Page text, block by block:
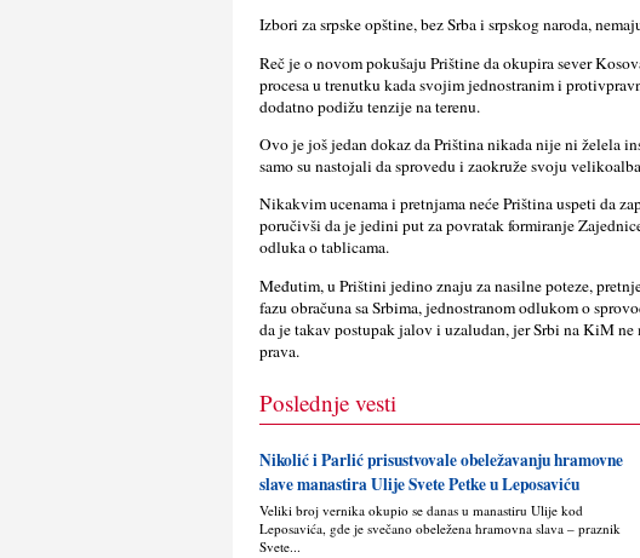
Izbori za srpske opštine, bez Srba i srpskog naroda,
Reč je o novom pokušaju Prištine da okupira sever
procesa u trenutku kada svojim jednostranim i
dodatno podižu tenzije na terenu.
Ovo je još jedan dokaz da Priština nikada nije ni želela
samo su nastojali da sprovedu i zaokruže svoju
Nikakvim ucenama i pretnjama neće Priština uspeti da
poručivši da je jedini put za povratak formiranje
odluka o tablicama.
Međutim, u Prištini jedino znaju za nasilne poteze,
fazu obračuna sa Srbima, jednostranom odlukom o
da je takav postupak jalov i uzaludan, jer Srbi na KiM
prava.
Poslednje vesti
Nikolić i Parlić prisustvovale obeležavanju hramovne
slave manastira Ulije Svete Petke u Leposaviću
Veliki broj vernika okupio se danas u manastiru Ulije kod
Leposavića, gde je svečano obeležena hramovna slava – praznik
Svete...